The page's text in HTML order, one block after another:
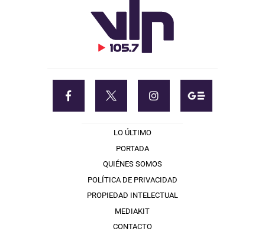
LO ÚLTIMO
PORTADA
QUIÉNES SOMOS
POLÍTICA DE PRIVACIDAD
PROPIEDAD INTELECTUAL
MEDIAKIT
CONTACTO